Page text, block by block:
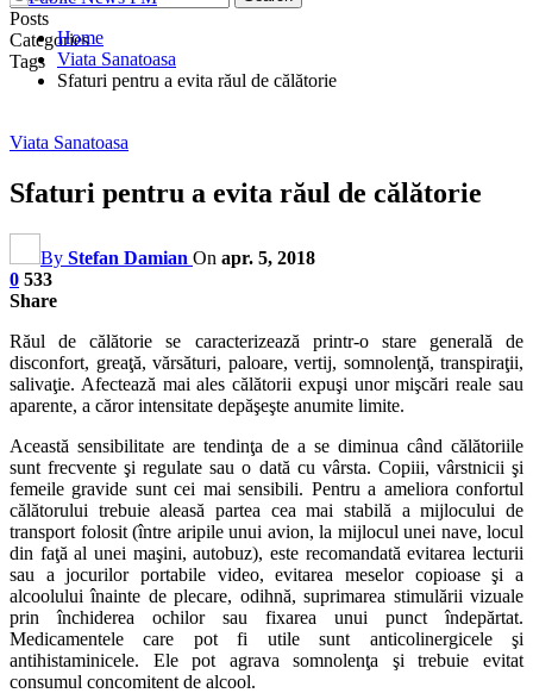
Posts
Categories
Tags
Home
Viata Sanatoasa
Sfaturi pentru a evita răul de călătorie
Viata Sanatoasa
Sfaturi pentru a evita răul de călătorie
By Stefan Damian On apr. 5, 2018
0 533
Share
Răul de călătorie se caracterizează printr-o stare generală de
disconfort, greaţă, vărsături, paloare, vertij, somnolenţă, transpiraţii,
salivaţie. Afectează mai ales călătorii expuşi unor mişcări reale sau
aparente, a căror intensitate depăşeşte anumite limite.
Această sensibilitate are tendinţa de a se diminua când călătoriile
sunt frecvente şi regulate sau o dată cu vârsta. Copiii, vârstnicii şi
femeile gravide sunt cei mai sensibili. Pentru a ameliora confortul
călătorului trebuie aleasă partea cea mai stabilă a mijlocului de
transport folosit (între aripile unui avion, la mijlocul unei nave, locul
din faţă al unei maşini, autobuz), este recomandată evitarea lecturii
sau a jocurilor portabile video, evitarea meselor copioase şi a
alcoolului înainte de plecare, odihnă, suprimarea stimulării vizuale
prin închiderea ochilor sau fixarea unui punct îndepărtat.
Medicamentele care pot fi utile sunt anticolinergicele şi
antihistaminicele. Ele pot agrava somnolenţa şi trebuie evitat
consumul concomitent de alcool.